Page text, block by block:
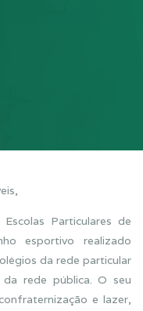
Particulares de
esportivo realizado
da rede particular
rede pública. O seu
e lazer,